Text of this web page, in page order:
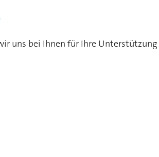
uns bei Ihnen für Ihre